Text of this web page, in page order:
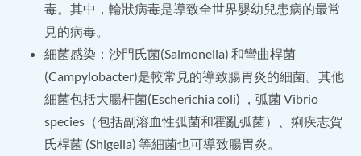
毒。其中，輪狀病毒是導致全世界嬰幼兒患病的最常
見的病毒。
細菌感染：沙門氏菌(Salmonella) 和彎曲桿菌
(Campylobacter)是較常見的導致腸胃炎的細菌。其他
細菌包括大腸杆菌(Escherichia coli) ，弧菌 Vibrio
species（包括副溶血性弧菌和霍亂弧菌）、痢疾志賀
氏桿菌 (Shigella) 等細菌也可導致腸胃炎。